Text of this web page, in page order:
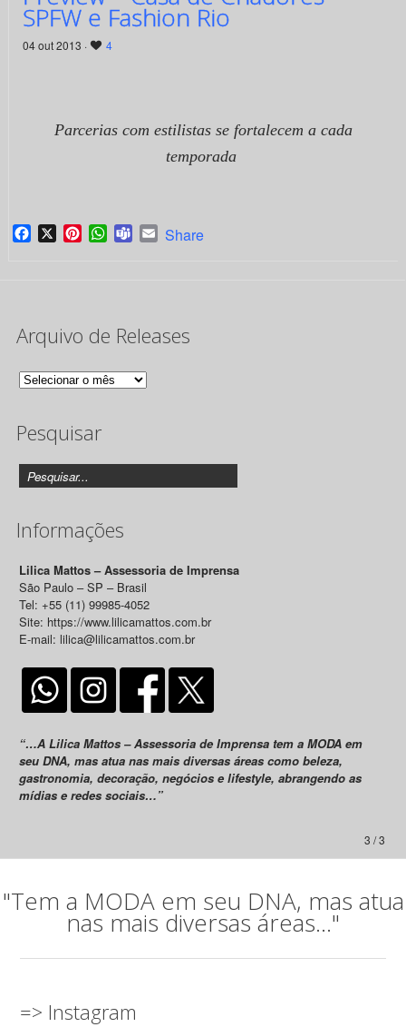
SPFW e Fashion Rio
04 out 2013 · 4
Parcerias com estilistas se fortalecem a cada
temporada
Facebook
X PinterestWhatsApp
TeamsEmail
Share
Arquivo de Releases
Arquivo
Releases
Pesquisar
Informações
Lilica Mattos – Assessoria de Imprensa
São Paulo – SP – Brasil
Tel: +55 (11) 99985-4052
Site: https://www.lilicamattos.com.br
E-mail: lilica@lilicamattos.com.br
“…A Lilica Mattos – Assessoria de Imprensa tem a MODA em
seu DNA, mas atua nas mais diversas áreas como beleza,
gastronomia, decoração, negócios e lifestyle, abrangendo as
mídias e redes sociais…”
3 / 3
"Tem a MODA em seu DNA, mas atua
nas mais diversas áreas..."
=> Instagram